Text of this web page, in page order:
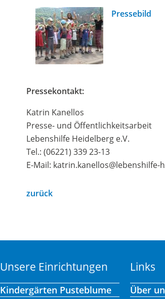
Pressebild
Pressekontakt:
Katrin Kanellos
Presse- und Öffentlichkeitsarbeit
Lebenshilfe Heidelberg e.V.
Tel.: (06221) 339 23-13
E-Mail: katrin.kanellos@lebenshilfe-
zurück
Unsere Einrichtungen
Kindergärten Pusteblume
Links
Über